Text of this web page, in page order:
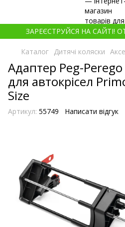
ЗАРЕЄСТРУЙСЯ НА САЙТІ!
Каталог Дитячі коляски
Адаптер Peg-
для автокрісел
Size
Артикул: 55749 Написати відгук